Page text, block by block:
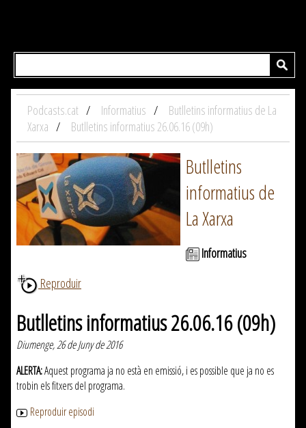
Podcasts.cat Informatius
Butlletins informatius de La
Xarxa
Butlletins informatius 26.06.16 (09h)
Butlletins
informatius de
La Xarxa
Informatius
Reproduir
Butlletins informatius 26.06.16 (09h)
Diumenge, 26 de Juny de 2016
ALERTA:Aquest programa ja no està en emissió, i es possible que ja no es
trobin els fitxers del programa.
Reproduir episodi